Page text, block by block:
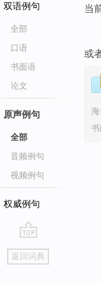
双语例句
全部
口语
书面语
论文
原声例句
全部
音频例句
视频例句
权威例句
go
top
返回词典
当
或
海
书